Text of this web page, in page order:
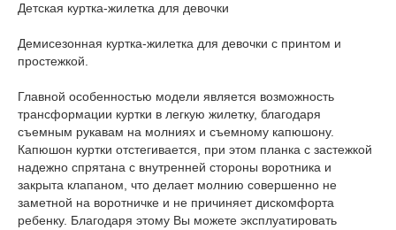
Детская куртка-жилетка для девочки
Демисезонная куртка-жилетка для девочки с принтом и
простежкой.
Главной особенностью модели является возможность
трансформации куртки в легкую жилетку, благодаря
съемным рукавам на молниях и съемному капюшону.
Капюшон куртки отстегивается, при этом планка с застежкой
надежно спрятана с внутренней стороны воротника и
закрыта клапаном, что делает молнию совершенно не
заметной на воротничке и не причиняет дискомфорта
ребенку. Благодаря этому Вы можете эксплуатировать